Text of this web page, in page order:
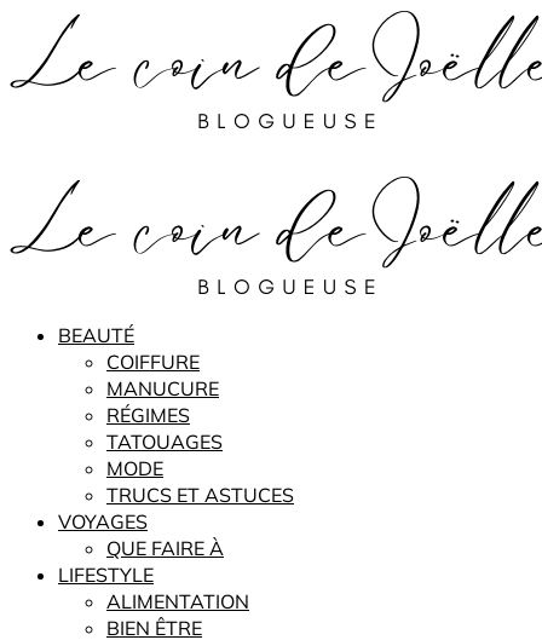
BEAUTÉ
COIFFURE
MANUCURE
RÉGIMES
TATOUAGES
MODE
TRUCS ET ASTUCES
VOYAGES
QUE FAIRE À
LIFESTYLE
ALIMENTATION
BIEN ÊTRE